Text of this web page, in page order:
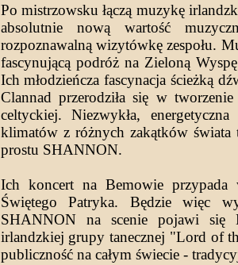
Po mistrzowsku łączą muzykę
absolutnie nową wartość
rozpoznawalną wizytówkę zespołu.
fascynującą podróż na Zieloną
Ich młodzieńcza fascynacja ścieżką
Clannad przerodziła się w
celtyckiej. Niezwykła,
klimatów z różnych zakątków
prostu SHANNON.
Ich koncert na Bemowie
Świętego Patryka. Będzie więc
SHANNON na scenie pojawi się
irlandzkiej grupy tanecznej "Lord of
publiczność na całym świecie -